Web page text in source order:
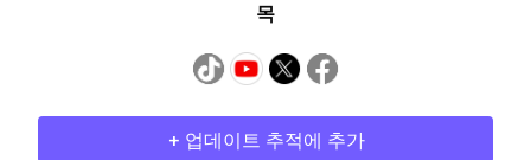
목
+ 업데이트 추적에 추가